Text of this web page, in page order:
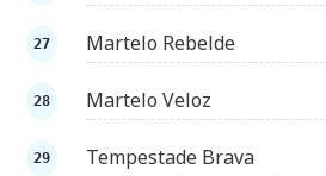
Martelo Rebelde
Martelo Veloz
Tempestade Brava